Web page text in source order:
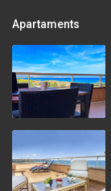
Apartaments